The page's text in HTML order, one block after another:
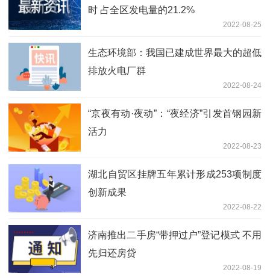
时 占全区发电量的21.2%
2022-08-25
生态环境部：我国已建成世界最大的超低
排放火电厂群
2022-08-24
“京夜有动·夜动”：“夜经济”引发首钢园新
活力
2022-08-23
湖北自贸区挂牌五年累计形成253项制度
创新成果
2022-08-22
济南推出二手房“带押过户”登记模式 不用
先归还房贷
2022-08-19